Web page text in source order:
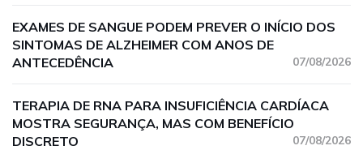
EXAMES DE SANGUE PODEM PREVER O INÍCIO DOS
SINTOMAS DE ALZHEIMER COM ANOS DE
ANTECEDÊNCIA
07/08/2026
TERAPIA DE RNA PARA INSUFICIÊNCIA CARDÍACA
MOSTRA SEGURANÇA, MAS COM BENEFÍCIO
DISCRETO
07/08/2026